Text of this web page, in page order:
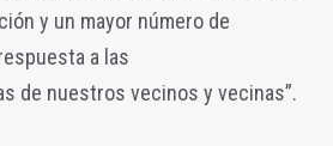
y un mayor número de
a las
de nuestros vecinos y vecinas”.